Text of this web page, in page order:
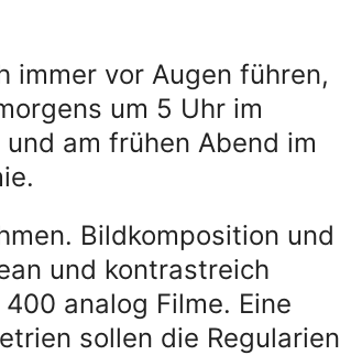
immer vor Augen führen,
um 5 Uhr im
am frühen Abend im
Bildkomposition und
und kontrastreich
analog Filme. Eine
sollen die Regularien